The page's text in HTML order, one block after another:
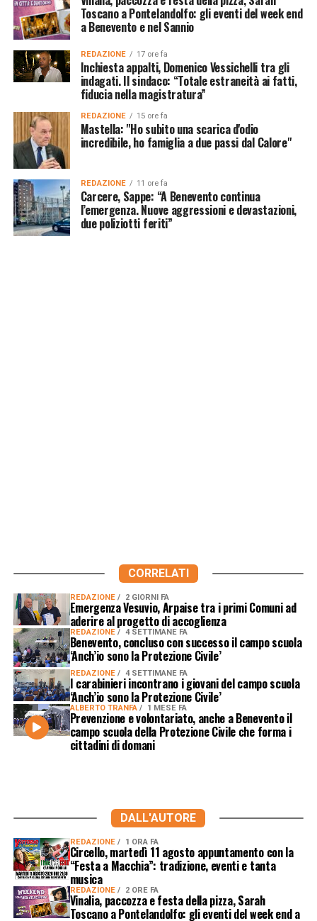
Toscano a Pontelandolfo: gli eventi del week end
a Benevento e nel Sannio
REDAZIONE 17 ore fa
Inchiesta appalti, Domenico Vessichelli tra gli
indagati. Il sindaco: “Totale estraneità ai fatti,
fiducia nella magistratura”
REDAZIONE 15 ore fa
Mastella: "Ho subito una scarica d'odio
incredibile, ho famiglia a due passi dal Calore"
REDAZIONE 11 ore fa
Carcere, Sappe: “A Benevento continua
l’emergenza. Nuove aggressioni e devastazioni,
due poliziotti feriti”
CORRELATI
REDAZIONE 2 GIORNI FA
Emergenza Vesuvio, Arpaise tra i primi Comuni ad
aderire al progetto di accoglienza
REDAZIONE 4 SETTIMANE FA
Benevento, concluso con successo il campo scuola
‘Anch’io sono la Protezione Civile’
REDAZIONE 4 SETTIMANE FA
I carabinieri incontrano i giovani del campo scuola
‘Anch’io sono la Protezione Civile’
ALBERTO TRANFA 1 MESE FA
Prevenzione e volontariato, anche a Benevento il
campo scuola della Protezione Civile che forma i
cittadini di domani
DALL'AUTORE
REDAZIONE 1 ORA FA
Circello, martedì 11 agosto appuntamento con la
“Festa a Macchia”: tradizione, eventi e tanta
musica
REDAZIONE 2 ORE FA
Vinalia, paccozza e festa della pizza, Sarah
Toscano a Pontelandolfo: gli eventi del week end a